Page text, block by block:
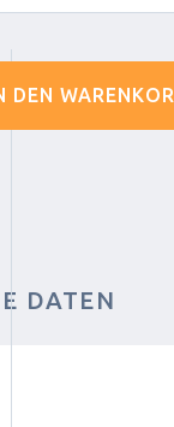
DEN
DATEN